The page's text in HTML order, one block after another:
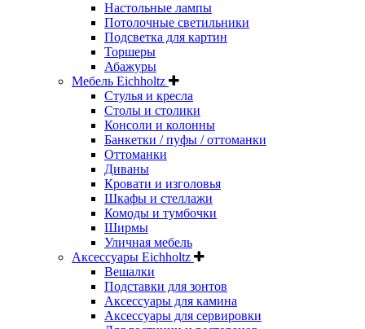
Настольные лампы
Потолочные светильники
Подсветка для картин
Торшеры
Абажуры
Мебель Eichholtz
Стулья и кресла
Столы и столики
Консоли и колонны
Банкетки / пуфы / оттоманки
Оттоманки
Диваны
Кровати и изголовья
Шкафы и стеллажи
Комоды и тумбочки
Ширмы
Уличная мебель
Аксессуары Eichholtz
Вешалки
Подставки для зонтов
Аксессуары для камина
Аксессуары для сервировки